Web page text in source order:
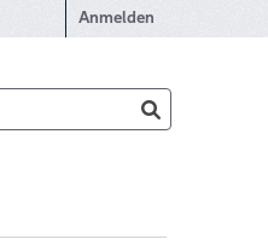
Anmelden